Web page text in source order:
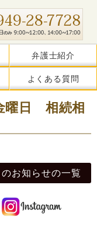
弁護士紹介
よくある質問
曜日 相続相
お知らせの一覧